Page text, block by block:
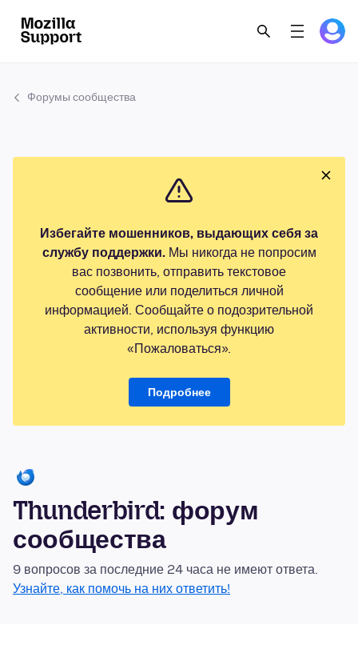
Форумы сообщества
Избегайте мошенников, выдающих себя за
службу поддержки.Мы никогда не попросим
вас позвонить, отправить текстовое
сообщение или поделиться личной
информацией. Сообщайте о подозрительной
активности, используя функцию
«Пожаловаться».
Подробнее
Thunderbird: форум
сообщества
9 вопросов за последние 24 часа не имеют ответа.
Узнайте, как помочь на них ответить!